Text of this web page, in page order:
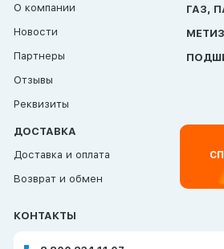
О компании
Новости
Партнеры
Отзывы
Реквизиты
ГАЗ,
ДОСТАВКА
Доставка и оплата
Возврат и обмен
КОНТАКТЫ